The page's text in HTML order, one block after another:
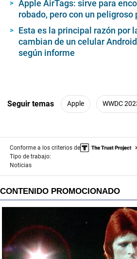
Apple AirTags: sirve para
robado, pero con un peligroso
Esta es la principal razón por
cambian de un celular
según informe
Seguir temas Apple WWDC
Conforme a los criterios de
Tipo de trabajo:
Noticias